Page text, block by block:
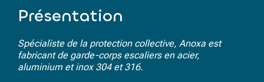
Présentation
Spécialiste de la protection collective, Anoxa est
fabricant de garde-corps escaliers en acier,
aluminium et inox 304 et 316.